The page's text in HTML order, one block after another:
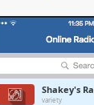
Shakey's
variety